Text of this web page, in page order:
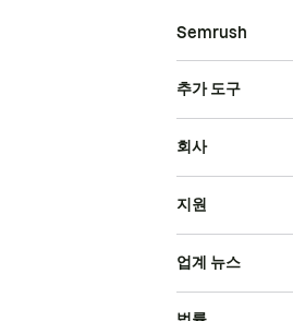
Semrush
추가 도구
회사
지원
업계 뉴스